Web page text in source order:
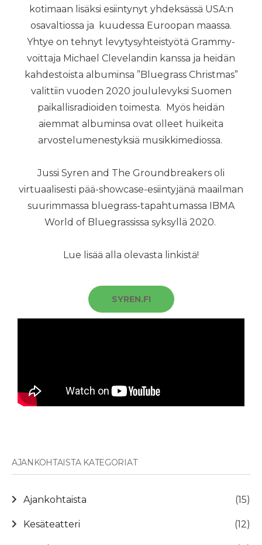
kotimaan lisäksi esiintynyt yhdeksässä USA:n
osavaltiossa ja kuudessa Euroopan maassa.
Yhtye on tehnyt levytysyhteistyötä Grammy-
voittaja Michael Clevelandin kanssa ja heidän
kahdestoista albuminsa ”Bluegrass Christmas”
valittiin vuoden 2020 joululevyksi Suomen
paikallisradioiden toimesta. Myös heidän
aiemmat albuminsa ovat olleet huikeita
arvostelumenestyksiä musikkimediossa.
Jussi Syren and The Groundbreakers oli
virtuaalisesti pää-showcase-esiintyjänä maailman
suurimmassa bluegrass-tapahtumassa IBMA
World of Bluegrassissa syksyllä 2020.
Lue lisää alla olevasta linkistä!
SYREN.FI
AJANKOHTAISTA KATEGORIAT
Ajankohtaista (15)
Kesäteatteri (12)